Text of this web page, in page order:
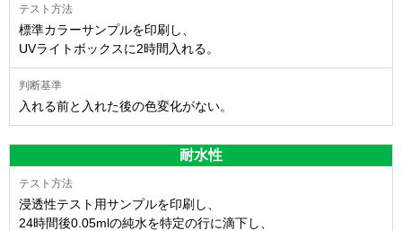
標準カラーサンプルを印刷し、
UVライトボックスに2時間入れる。
入れる前と入れた後の色変化がない。
耐水性
浸透性テスト用サンプルを印刷し、
24時間後0.05mlの純水を特定の行に滴下し、